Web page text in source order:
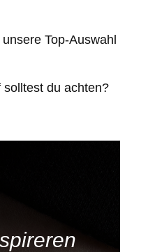
Top-Auswahl
du achten?